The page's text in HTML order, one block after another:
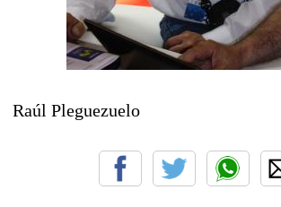
Raúl Pleguezuelo